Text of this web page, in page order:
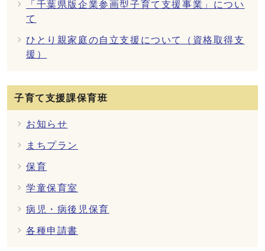
「千葉県版企業参画型子育て支援事業」につい
て
ひとり親家庭の自立支援について（資格取得支
援）
子育て支援課保育班
お知らせ
まちプラン
保育
学童保育室
病児・病後児保育
各種申請書